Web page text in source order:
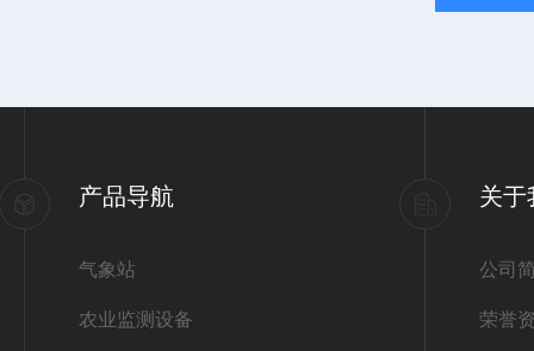
产品导航
气象站
农业监测设备
关于
公司
荣誉